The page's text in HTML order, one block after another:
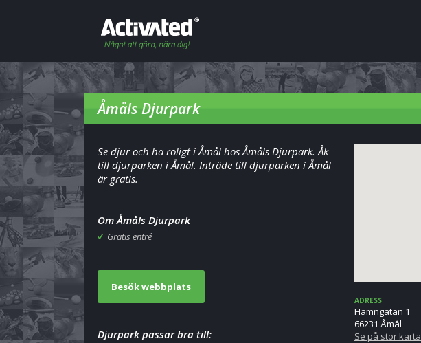
Åmåls Djurpark
Se djur och ha roligt i Åmål hos Åmåls Djurpark. Åk
till djurparken i Åmål. Inträde till djurparken i Åmål
är gratis.
Om Åmåls Djurpark
Gratis entré
Besök webbplats
Djurpark passar bra till:
ADRESS
Hamngatan 1
66231 Åmål
Se på stor karta